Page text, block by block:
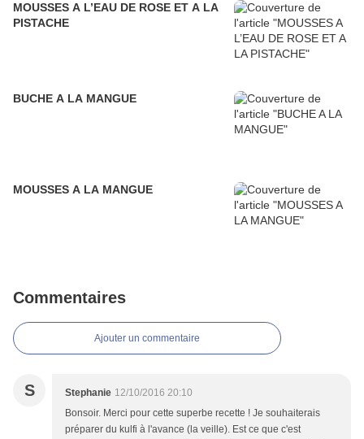
MOUSSES A L’EAU DE ROSE ET A LA
PISTACHE
BUCHE A LA MANGUE
MOUSSES A LA MANGUE
Commentaires
Ajouter un commentaire
S Stephanie 12/10/2016 20:10
Bonsoir. Merci pour cette superbe recette ! Je souhaiterais
préparer du kulfi à l'avance (la veille). Est ce que c'est